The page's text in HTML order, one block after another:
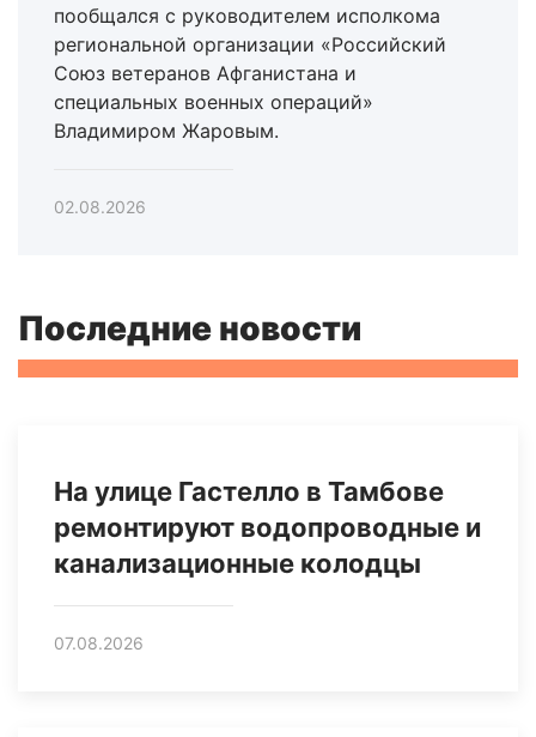
пообщался с руководителем исполкома
региональной организации «Российский
Союз ветеранов Афганистана и
специальных военных операций»
Владимиром Жаровым.
02.08.2026
Последние новости
На улице Гастелло в Тамбове
ремонтируют водопроводные и
канализационные колодцы
07.08.2026